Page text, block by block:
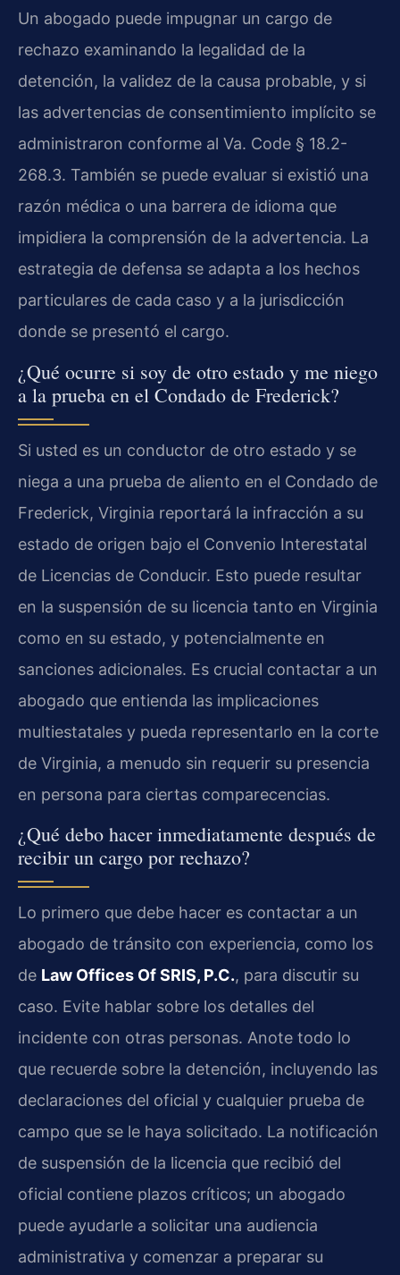
Un abogado puede impugnar un cargo de
rechazo examinando la legalidad de la
detención, la validez de la causa probable, y si
las advertencias de consentimiento implícito se
administraron conforme al Va. Code § 18.2-
268.3. También se puede evaluar si existió una
razón médica o una barrera de idioma que
impidiera la comprensión de la advertencia. La
estrategia de defensa se adapta a los hechos
particulares de cada caso y a la jurisdicción
donde se presentó el cargo.
¿Qué ocurre si soy de otro estado y me niego
a la prueba en el Condado de Frederick?
Si usted es un conductor de otro estado y se
niega a una prueba de aliento en el Condado de
Frederick, Virginia reportará la infracción a su
estado de origen bajo el Convenio Interestatal
de Licencias de Conducir. Esto puede resultar
en la suspensión de su licencia tanto en Virginia
como en su estado, y potencialmente en
sanciones adicionales. Es crucial contactar a un
abogado que entienda las implicaciones
multiestatales y pueda representarlo en la corte
de Virginia, a menudo sin requerir su presencia
en persona para ciertas comparecencias.
¿Qué debo hacer inmediatamente después de
recibir un cargo por rechazo?
Lo primero que debe hacer es contactar a un
abogado de tránsito con experiencia, como los
de Law Offices Of SRIS, P.C., para discutir su
caso. Evite hablar sobre los detalles del
incidente con otras personas. Anote todo lo
que recuerde sobre la detención, incluyendo las
declaraciones del oficial y cualquier prueba de
campo que se le haya solicitado. La notificación
de suspensión de la licencia que recibió del
oficial contiene plazos críticos; un abogado
puede ayudarle a solicitar una audiencia
administrativa y comenzar a preparar su